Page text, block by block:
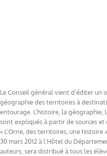
Le Conseil général vient d’éditer un
géographie des territoires à
entourage. L’histoire, la
sont expliqués à partir de sources
« L’Orne, des territoires, une
30 mars 2012 à l’Hôtel du
auteurs, sera distribué à tous les